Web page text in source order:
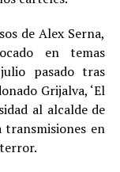
de Alex Serna,
en temas
pasado tras
Grijalva, ‘El
al alcalde de
transmisiones en